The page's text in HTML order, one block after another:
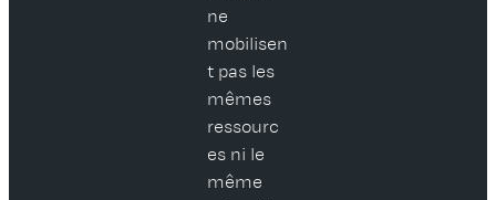
ne
mobilisen
t pas les
mêmes
ressourc
es ni le
même